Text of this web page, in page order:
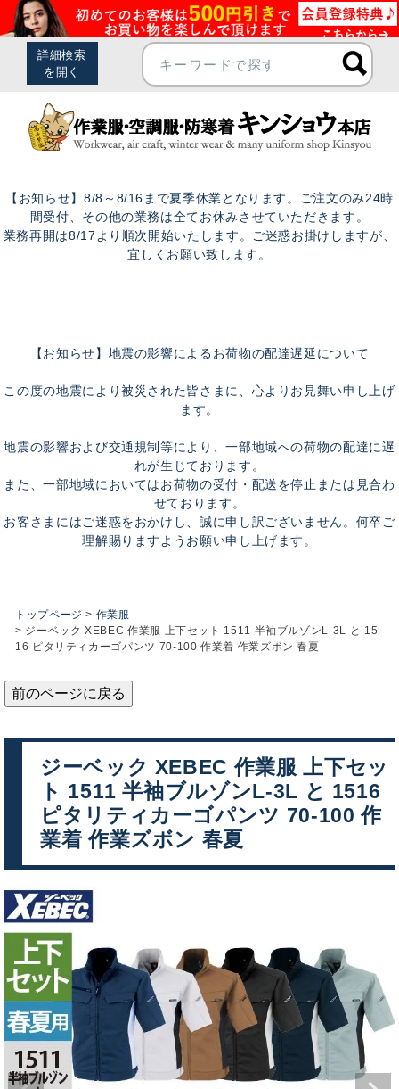
【お知らせ】8/8～8/16まで夏季休業となります。ご注文のみ24時
間受付、その他の業務は全てお休みさせていただきます。
業務再開は8/17より順次開始いたします。ご迷惑お掛けしますが、
宜しくお願い致します。
【お知らせ】地震の影響によるお荷物の配達遅延について
この度の地震により被災された皆さまに、心よりお見舞い申し上げ
ます。
地震の影響および交通規制等により、一部地域への荷物の配達に遅
れが生じております。
また、一部地域においてはお荷物の受付・配送を停止または見合わ
せております。
お客さまにはご迷惑をおかけし、誠に申し訳ございません。何卒ご
理解賜りますようお願い申し上げます。
トップページ
作業服
ジーベック XEBEC 作業服 上下セット 1511 半袖ブルゾンL-3L と 15
16 ピタリティカーゴパンツ 70-100 作業着 作業ズボン 春夏
前のページに戻る
ジーベック XEBEC 作業服 上下セッ
ト 1511 半袖ブルゾンL-3L と 1516
ピタリティカーゴパンツ 70-100 作
業着 作業ズボン 春夏